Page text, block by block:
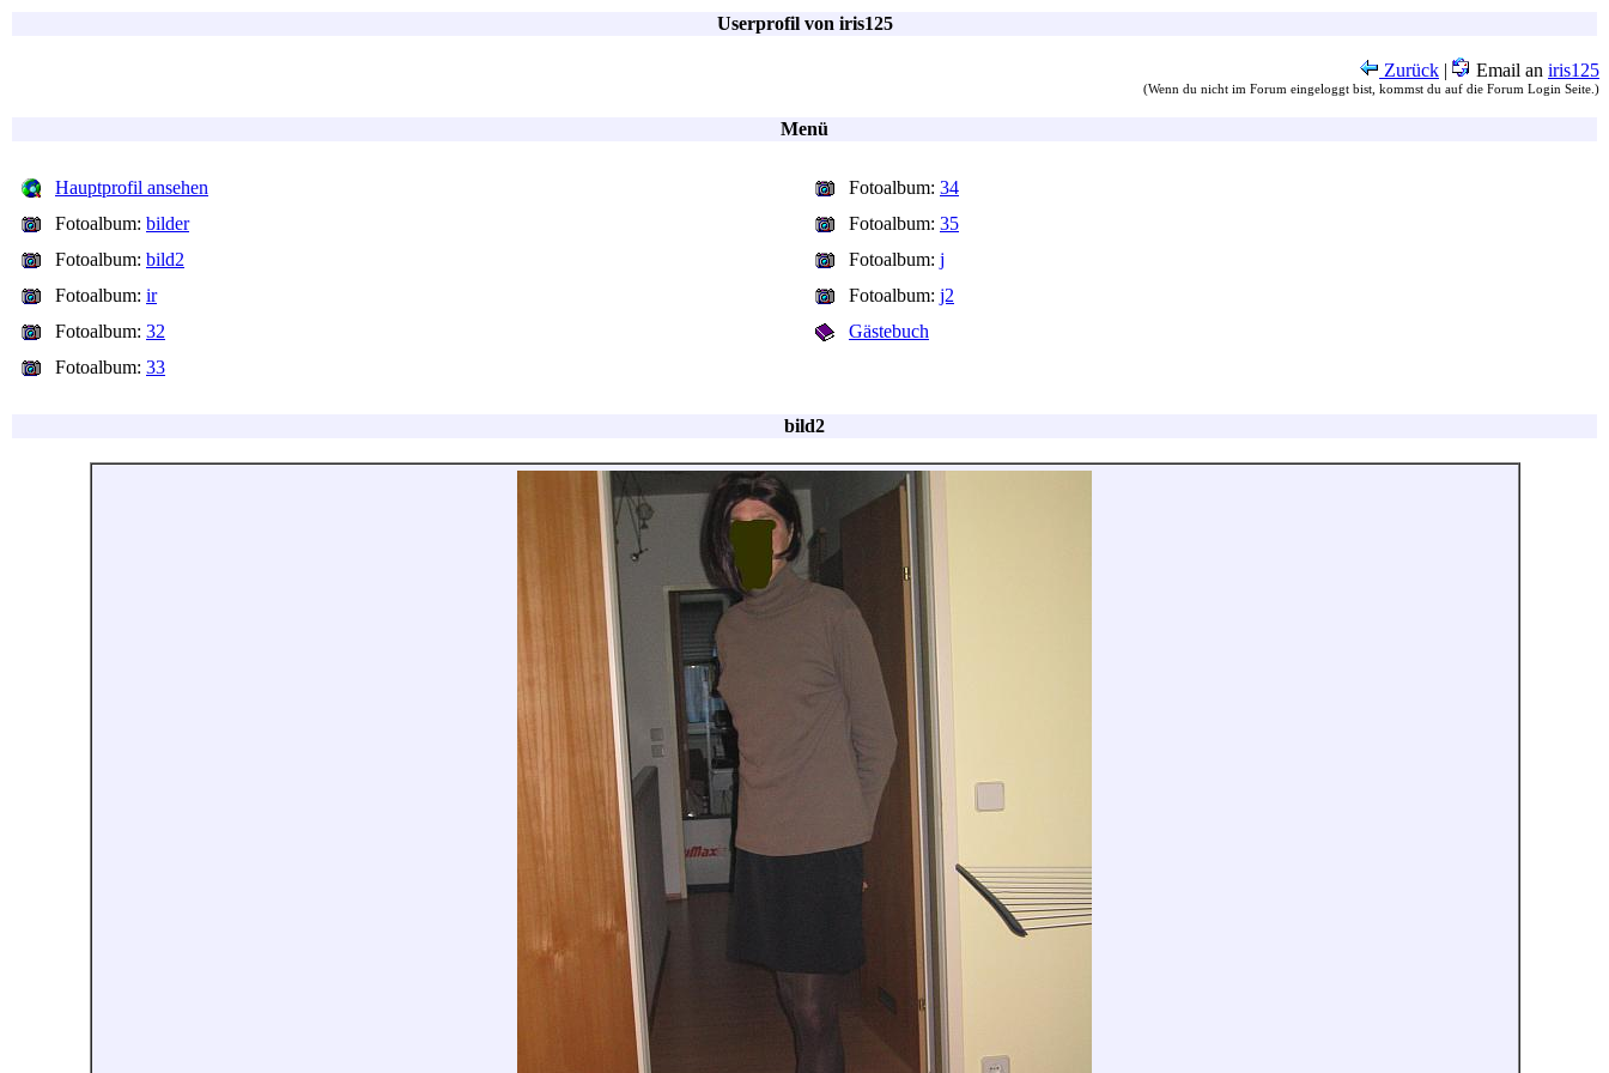
Userprofil von iris125
Zurück | Email an iris125
(Wenn du nicht im Forum eingeloggt bist, kommst du auf die Forum Login Seite.)
Menü
Hauptprofil ansehen
Fotoalbum: bilder
Fotoalbum: bild2
Fotoalbum: ir
Fotoalbum: 32
Fotoalbum: 33
Fotoalbum: 34
Fotoalbum: 35
Fotoalbum: j
Fotoalbum: j2
Gästebuch
bild2